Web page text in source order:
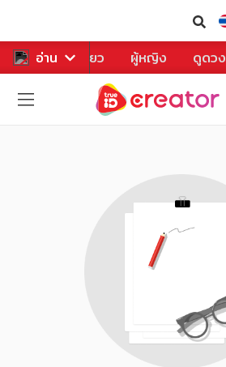
อ่าน
หาร ท่องเที่ยว ผู้หญิง ดูดวง